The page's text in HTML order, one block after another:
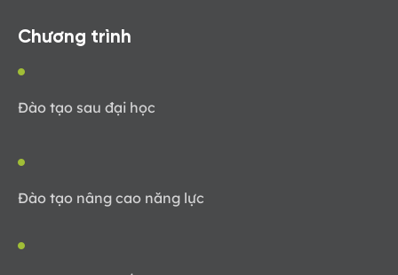
Chương trình
Đào tạo sau đại học
Đào tạo nâng cao năng lực